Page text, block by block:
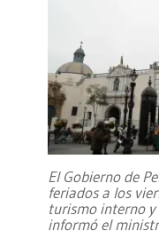
El Gobierno de
feriados a los
turismo interno
informó el